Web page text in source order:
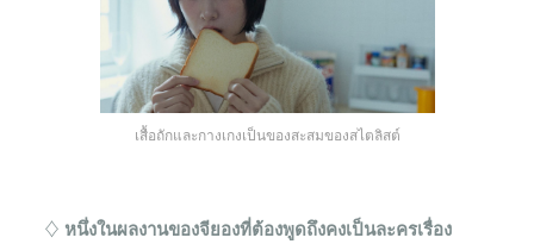
เสื้อถักและกางเกงเป็นของสะสมของสไตลิสต์
♢ หนึ่งในผลงานของจียองที่ต้องพูดถึงคงเป็นละครเรื่อง